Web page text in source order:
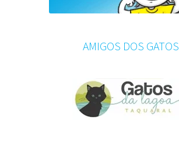
AMIGOS DOS GATOS